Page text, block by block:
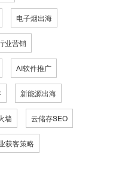
电子烟出海
业营销
AI软件推广
新能源出海
墙 云储存SEO
获客策略